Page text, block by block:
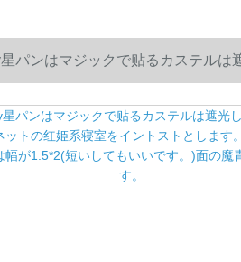
パンはマジックで贴るカステルは
が1.5*2(短いしてもいいです。)面の